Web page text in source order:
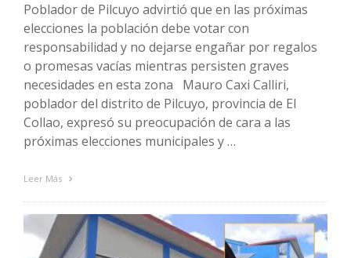
Poblador de Pilcuyo advirtió que en las próximas
elecciones la población debe votar con
responsabilidad y no dejarse engañar por regalos
o promesas vacías mientras persisten graves
necesidades en esta zona Mauro Caxi Calliri,
poblador del distrito de Pilcuyo, provincia de El
Collao, expresó su preocupación de cara a las
próximas elecciones municipales y …
Leer Más